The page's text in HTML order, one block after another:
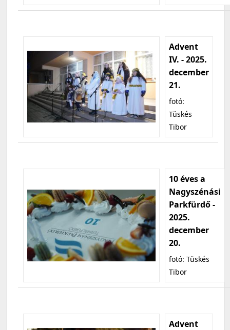
Advent
IV. - 2025.
december
21.
fotó:
Tüskés
Tibor
10 éves a
Nagyszénási
Parkfürdő -
2025.
december
20.
fotó: Tüskés
Tibor
Advent